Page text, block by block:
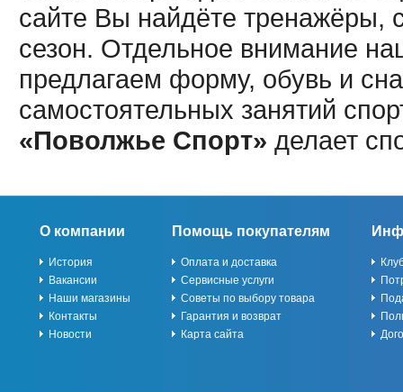
сайте Вы найдёте тренажёры,
сезон. Отдельное внимание
предлагаем форму, обувь и
самостоятельных занятий
«Поволжье Спорт» делает
О компании
История
Вакансии
Наши магазины
Контакты
Новости
Помощь покупателям
Оплата и доставка
Сервисные услуги
Советы по выбору товара
Гарантия и возврат
Карта сайта